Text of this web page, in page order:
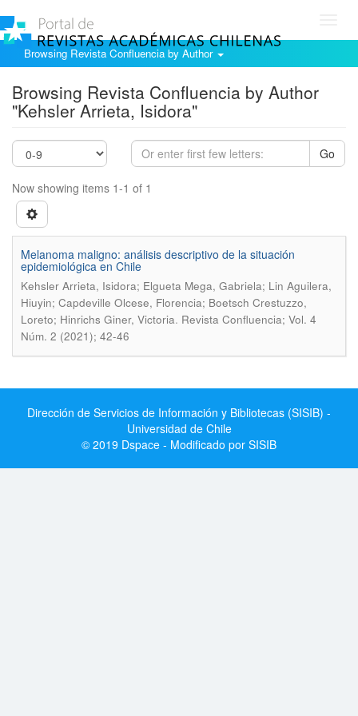
Browsing Revista Confluencia by Author
Browsing Revista Confluencia by Author
"Kehsler Arrieta, Isidora"
Go
Now showing items 1-1 of 1
Melanoma maligno: análisis descriptivo de la situación
epidemiológica en Chile
Kehsler Arrieta, Isidora; Elgueta Mega, Gabriela; Lin Aguilera,
Hiuyin; Capdeville Olcese, Florencia; Boetsch Crestuzzo,
Loreto; Hinrichs Giner, Victoria. Revista Confluencia; Vol. 4
Núm. 2 (2021); 42-46
Dirección de Servicios de Información y Bibliotecas (SISIB) -
Universidad de Chile
© 2019 Dspace - Modificado por SISIB